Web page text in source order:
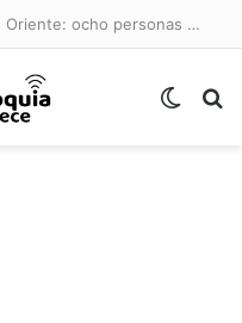
Grave accidente en el Túnel de Oriente: ocho personas lesionadas y cierre de la vía